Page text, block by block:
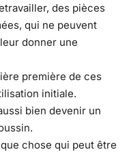
des pièces
qui ne peuvent
donner une
première de ces
initiale.
bien devenir un
chose qui peut être